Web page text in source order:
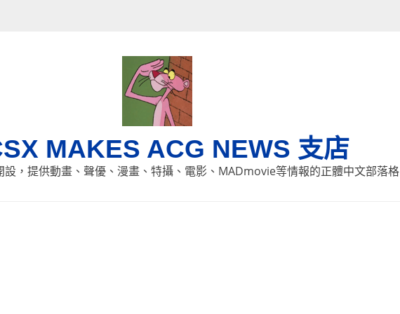
MAKES ACG NEWS 支店
設，提供動畫、聲優、漫畫、特攝、電影、MADmovie等情報的正體中文部落格